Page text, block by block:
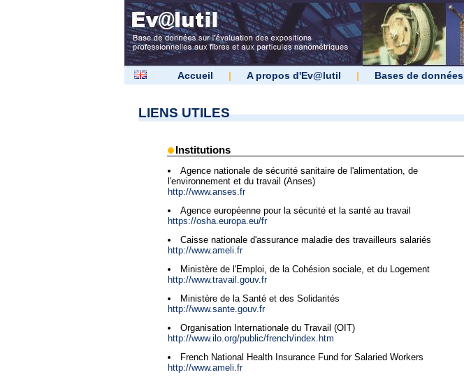
Accueil | A propos d'Ev@lutil | Bases de données
LIENS UTILES
Institutions
Agence nationale de sécurité sanitaire de l'alimentation, de
l'environnement et du travail (Anses)
http://www.anses.fr
Agence européenne pour la sécurité et la santé au travail
https://osha.europa.eu/fr
Caisse nationale d'assurance maladie des travailleurs salariés
http://www.ameli.fr
Ministère de l'Emploi, de la Cohésion sociale, et du Logement
http://www.travail.gouv.fr
Ministère de la Santé et des Solidarités
http://www.sante.gouv.fr
Organisation Internationale du Travail (OIT)
http://www.ilo.org/public/french/index.htm
French National Health Insurance Fund for Salaried Workers
http://www.ameli.fr